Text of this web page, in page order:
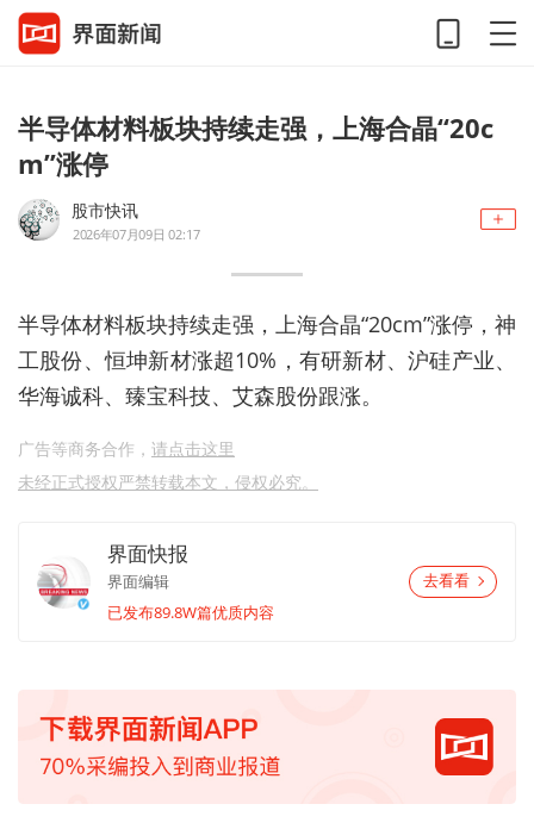
半导体材料板块持续走强，上海合晶“20c
m”涨停
股市快讯
2026年07月09日 02:17
半导体材料板块持续走强，上海合晶“20cm”涨停，神
工股份、恒坤新材涨超10%，有研新材、沪硅产业、
华海诚科、臻宝科技、艾森股份跟涨。
广告等商务合作， 请点击这里
未经正式授权严禁转载本文，侵权必究。
界面快报
界面编辑
已发布89.8W篇优质内容
去看看